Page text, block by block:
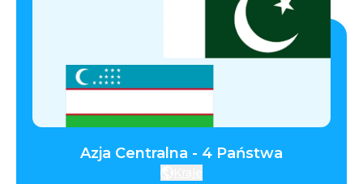
Azja Centralna - 4 Państwa